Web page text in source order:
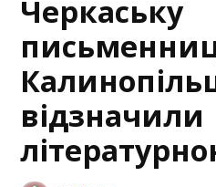
Черкаську
відзначили